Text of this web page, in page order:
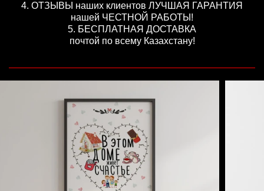
4. ОТЗЫВЫ наших клиентов ЛУЧШАЯ ГАРАНТИЯ
нашей ЧЕСТНОЙ РАБОТЫ!
5. БЕСПЛАТНАЯ ДОСТАВКА
почтой по всему Казахстану!